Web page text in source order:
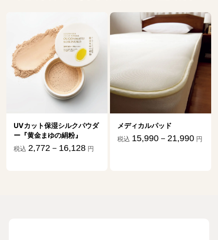
UVカット保湿シルクパウダ
ー『黄金まゆの絹粉』
税込 2,772－16,128 円
メディカルパッド
税込 15,990－21,990 円